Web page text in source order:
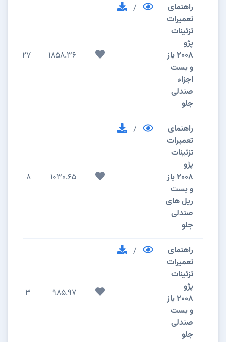
راهنمای
تعمیرات
تزئینات
پژو
2008 باز
و بست
اجزاء
صندلی
جلو
/
1858.36
27
راهنمای
تعمیرات
تزئینات
پژو
2008 باز
و بست
ریل های
صندلی
جلو
/
1030.65
8
راهنمای
تعمیرات
تزئینات
پژو
2008 باز
و بست
صندلی
جلو
/
985.97
3